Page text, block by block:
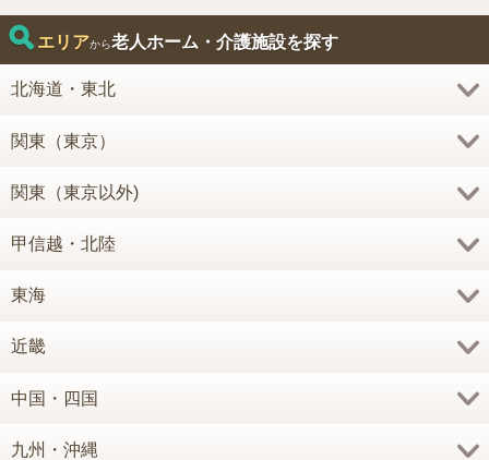
エリアから老人ホーム・介護施設を探す
北海道・東北
関東（東京）
関東（東京以外)
甲信越・北陸
東海
近畿
中国・四国
九州・沖縄